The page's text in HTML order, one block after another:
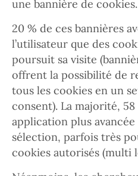
une bannière de cookies.
20 % de ces bannières
l’utilisateur que des
poursuit sa visite
offrent la possibilité de
tous les cookies en un
consent). La majorité,
application plus
sélection, parfois très
cookies autorisés (multi